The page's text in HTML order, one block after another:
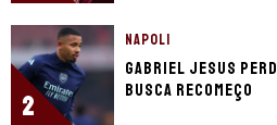
2
NAPOLI
Gabriel Jesus
busca recomeço